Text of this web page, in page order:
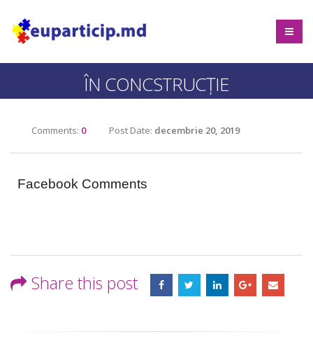
ÎN CONCSTRUCȚIE
Comments: 0 Post Date: decembrie 20, 2019
Facebook Comments
Share this post